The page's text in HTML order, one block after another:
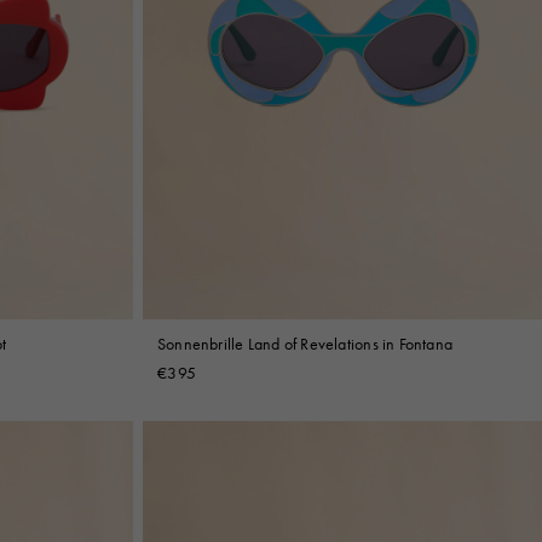
Sonnenbrille Land of Revelations in Fontana
€395